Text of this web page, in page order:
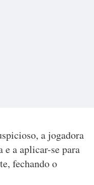
a jogadora
e a aplicar-se para
fechando o